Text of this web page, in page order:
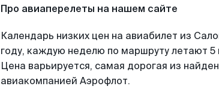
Про авиаперелеты на нашем сайте
Календарь низких цен на авиабилет из
году, каждую неделю по маршруту летают 5
Цена варьируется, самая дорогая из
авиакомпанией Аэрофлот.